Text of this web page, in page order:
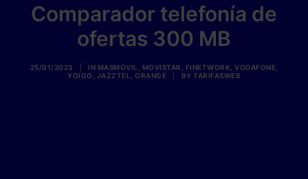
Comparador telefonía de
ofertas 300 MB
25/01/2023 IN MASMOVIL MOVISTAR FINETWORK VODAFONE
YOIGO
JAZZTEL ORANGE BY TARIFASWEB